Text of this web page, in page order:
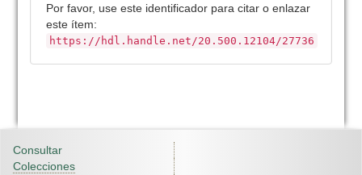
Por favor, use este identificador para citar o enlazar
este ítem:
https://hdl.handle.net/20.500.12104/27736
Consultar
Colecciones